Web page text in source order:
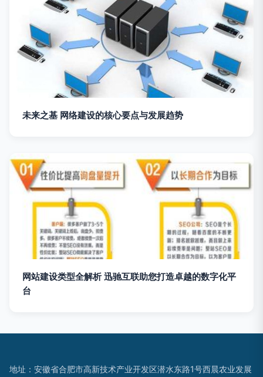
未来之基 网络建设的核心要点与发展趋势
网站建设类型全解析 迅驰互联助您打造卓越的数字化平
台
地址：安徽省合肥市高新技术产业开发区潜水东路1号西晨农业发展